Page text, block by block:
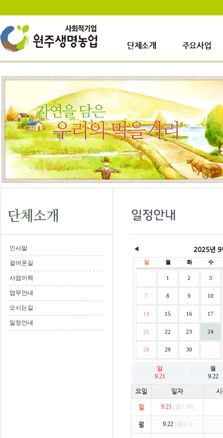
단체소개
인사말
걸어온길
사업이력
업무안내
오시는길
일정안내
주요사업
사업장소개
생산시설소개
주요사업내용
인사말
걸어온길
사업이력
업무안내
오시는길
일정안내
◀ 2025년 9
일 월 화 수
1 2 3
7 8 9 10
14 15 16 17
21 22 23 24
28 29 30
일
9.21
월
9.22
요일 일자
일 9.21 (음7.30)
월 9.22 (음8.1)